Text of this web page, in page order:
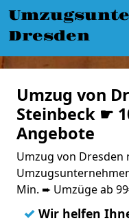
Dresden
Umzug von
Steinbeck ☛
Angebote
Umzug von Dresden
Min. ➨ Umzüge ab
✓ Wir helfen